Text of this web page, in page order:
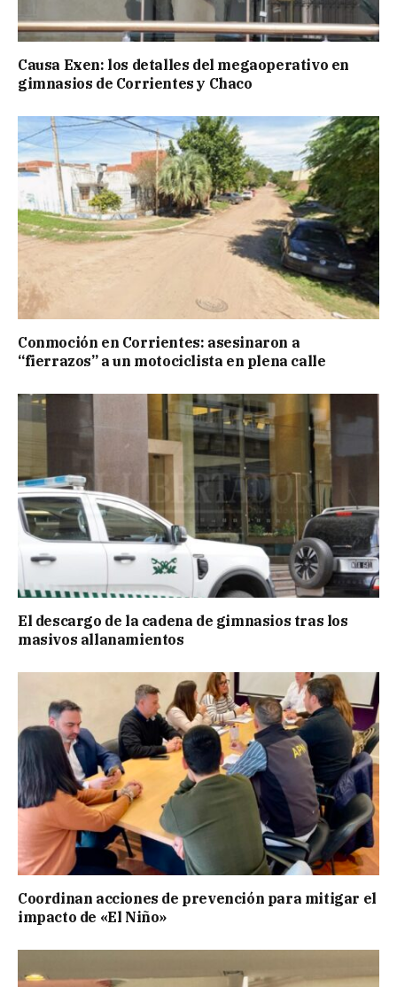
Causa Exen: los detalles del megaoperativo en
gimnasios de Corrientes y Chaco
Conmoción en Corrientes: asesinaron a
“fierrazos” a un motociclista en plena calle
El descargo de la cadena de gimnasios tras los
masivos allanamientos
Coordinan acciones de prevención para mitigar el
impacto de «El Niño»